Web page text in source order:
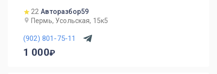
22 Авторазбор59
Пермь, Усольская, 15к5
(902) 801-75-11
1 000